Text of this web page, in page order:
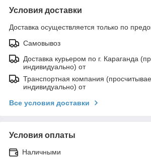
Условия доставки
Доставка осуществляется только по
Самовывоз
Доставка курьером по г. Караганда
индивидуально) от
Транспортная компания
индивидуально) от
Все условия доставки
Условия оплаты
Наличными